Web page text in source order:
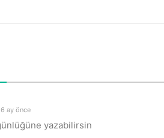
6 ay önce
yazabilirsin